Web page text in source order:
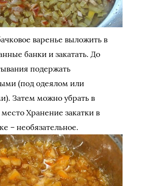
варенье выложить в
банки и закатать. До
подержать
(под одеялом или
Затем можно убрать в
Хранение закатки в
– необязательное.